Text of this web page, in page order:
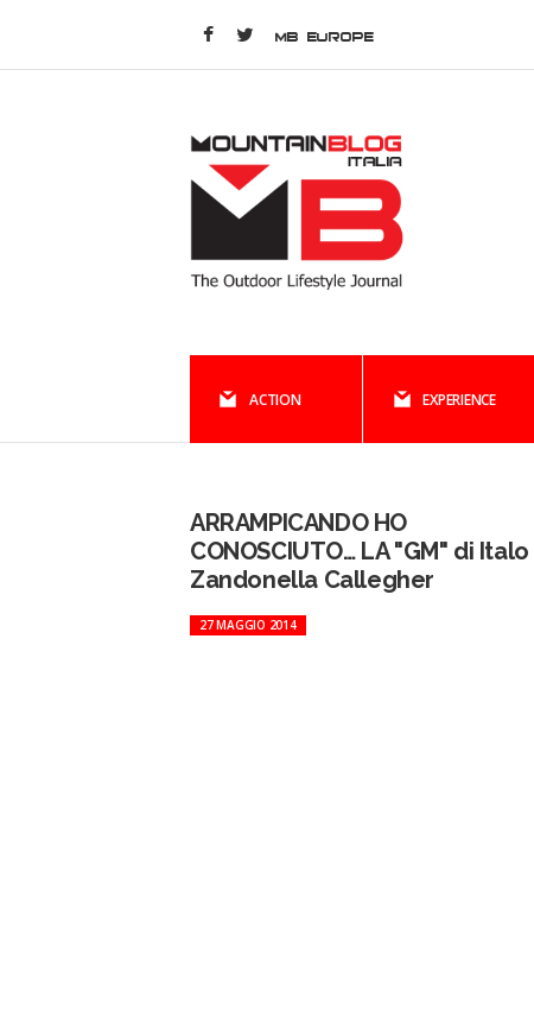
MB EUROPE
ACTION EXPERIENCE
ARRAMPICANDO HO
CONOSCIUTO… LA "GM" di Italo
Zandonella Callegher
27 MAGGIO 2014